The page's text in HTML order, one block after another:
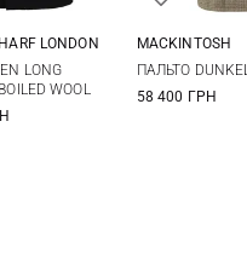
LONDON
LONG
WOOL
MACKINTOSH
ПАЛЬТО
58 400 ГРН